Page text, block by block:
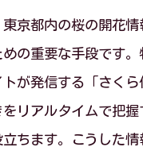
想で東京都内の春本
便りで桜開花予想
開花予想を活用したお
京都内の桜の開花情
めの重要な手段です
が発信する「さく
リアルタイムで把
ちます。こうした